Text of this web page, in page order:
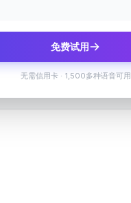
免费试用
无需信用卡· 1,500多种语音可用